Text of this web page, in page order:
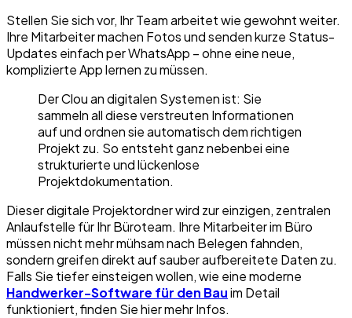
Stellen Sie sich vor, Ihr Team arbeitet wie gewohnt weiter.
Ihre Mitarbeiter machen Fotos und senden kurze Status-
Updates einfach per WhatsApp – ohne eine neue,
komplizierte App lernen zu müssen.
Der Clou an digitalen Systemen ist: Sie
sammeln all diese verstreuten Informationen
auf und ordnen sie automatisch dem richtigen
Projekt zu. So entsteht ganz nebenbei eine
strukturierte und lückenlose
Projektdokumentation.
Dieser digitale Projektordner wird zur einzigen, zentralen
Anlaufstelle für Ihr Büroteam. Ihre Mitarbeiter im Büro
müssen nicht mehr mühsam nach Belegen fahnden,
sondern greifen direkt auf sauber aufbereitete Daten zu.
Falls Sie tiefer einsteigen wollen, wie eine moderne
Handwerker-Software für den Bauim Detail
funktioniert, finden Sie hier mehr Infos.